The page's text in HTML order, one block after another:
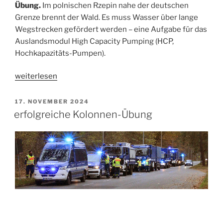
Übung. Im polnischen Rzepin nahe der deutschen
Grenze brennt der Wald. Es muss Wasser über lange
Wegstrecken gefördert werden – eine Aufgabe für das
Auslandsmodul High Capacity Pumping (HCP,
Hochkapazitäts-Pumpen).
„HCP
Waldbrand-
Bekämpfung
Polen“
weiterlesen
VERÖFFENTLICHT
AM
17. NOVEMBER 2024
erfolgreiche Kolonnen-Übung